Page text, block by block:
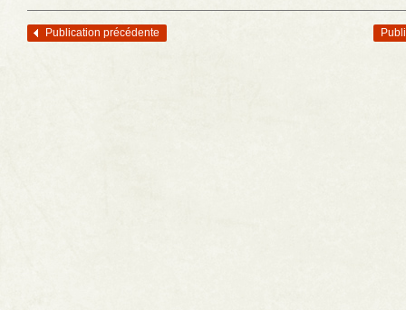
Navigation des articles
Publication précédente